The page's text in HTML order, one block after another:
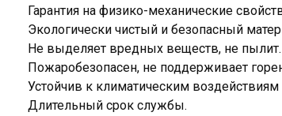
Гарантия на физико-механические
Экологически чистый и безопасный
Не выделяет вредных веществ, не пылит.
Пожаробезопасен, не поддерживает
Устойчив к климатическим
Длительный срок службы.